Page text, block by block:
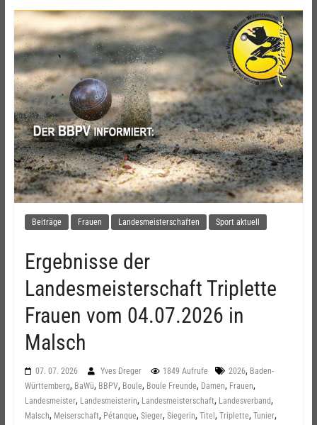
Beiträge Frauen Landesmeisterschaften Sport aktuell
Ergebnisse der
Landesmeisterschaft Triplette
Frauen vom 04.07.2026 in
Malsch
07. 07. 2026 Yves Dreger 1849 Aufrufe 2026, Baden-
Württemberg, BaWü, BBPV, Boule, Boule Freunde, Damen, Frauen,
Landesmeister, Landesmeisterin, Landesmeisterschaft, Landesverband,
Malsch, Meiserschaft, Pétanque, Sieger, Siegerin, Titel , Triplette, Tunier,